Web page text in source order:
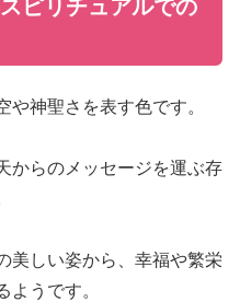
ピリチュアルでの
神聖さを表す色です。
からのメッセージを運ぶ存
美しい姿から、幸福や繁栄
ようです。